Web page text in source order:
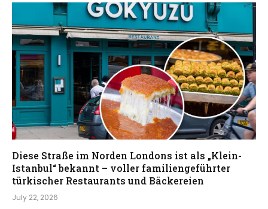
Diese Straße im Norden Londons ist als „Klein-
Istanbul“ bekannt – voller familiengeführter
türkischer Restaurants und Bäckereien
July 22, 2026